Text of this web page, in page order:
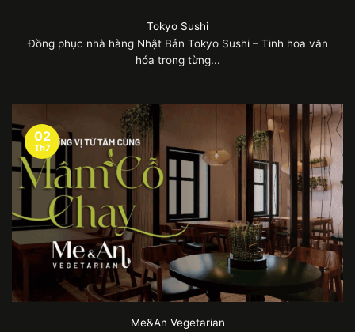
Tokyo Sushi
Đồng phục nhà hàng Nhật Bản Tokyo Sushi – Tinh hoa văn
hóa trong từng...
Me&An Vegetarian
02
Th7